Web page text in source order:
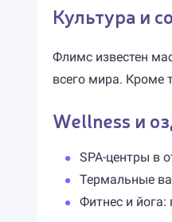
Культура и
Флимс известен
всего мира. Кроме
Wellness и
SPA-центры в
Термальные
Фитнес и йога: